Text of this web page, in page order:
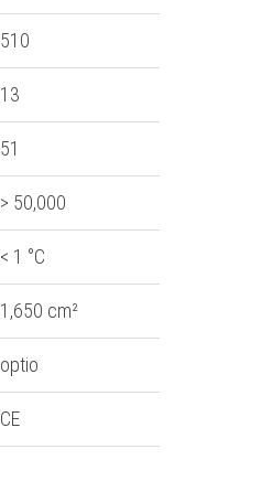
510
13
51
> 50,000
< 1 °C
1,650 cm²
optio
CE